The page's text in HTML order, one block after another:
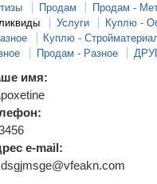
Продам
Продам -
Услуги
Куплю -
Куплю -
Продам - Разное
имя:
e-mail: